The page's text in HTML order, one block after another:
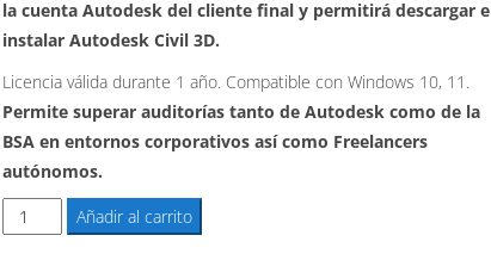
era:
3.207,00€.2.849,90€.
la cuenta Autodesk del cliente final y permitirá descargar e
instalar Autodesk Civil 3D.
Licencia válida durante 1 año. Compatible con Windows 10, 11.
Permite superar auditorías tanto de Autodesk como de la
BSA en entornos corporativos así como Freelancers
autónomos.
Licencia
Autodesk
Añadir al carrito